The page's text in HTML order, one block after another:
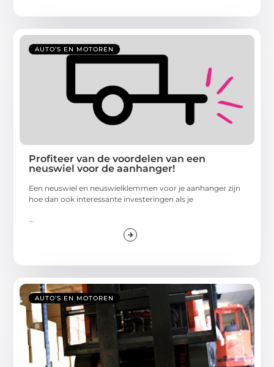
AUTO’S EN MOTOREN
Profiteer van de voordelen van een
neuswiel voor de aanhanger!
Een neuswiel en neuswielklemmen voor je aanhanger zijn
hoe dan ook interessante investeringen als je
AUTO’S EN MOTOREN